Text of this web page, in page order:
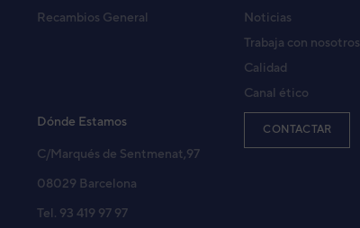
Recambios General
Noticias
Trabaja con nosotros
Calidad
Canal ético
Dónde Estamos
C/Marqués de Sentmenat,97
08029 Barcelona
Tel. 93 419 97 97
CONTACTAR